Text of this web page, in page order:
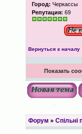
Город: Черкассы
Репутация: 69
Вернуться к началу
Показать
Форум » Спільні